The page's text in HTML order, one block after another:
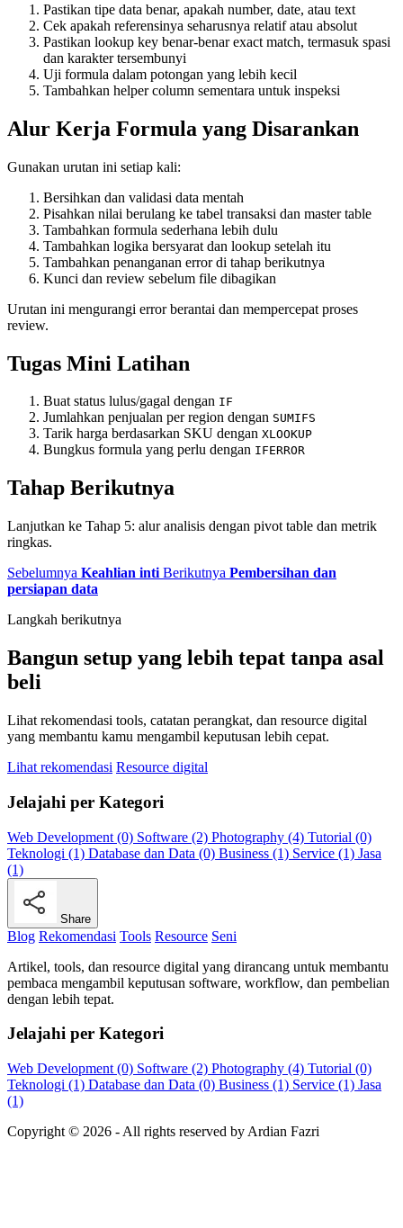
Pastikan tipe data benar, apakah number, date, atau text
Cek apakah referensinya seharusnya relatif atau absolut
Pastikan lookup key benar-benar exact match, termasuk spasi
dan karakter tersembunyi
Uji formula dalam potongan yang lebih kecil
Tambahkan helper column sementara untuk inspeksi
Alur Kerja Formula yang Disarankan
Gunakan urutan ini setiap kali:
Bersihkan dan validasi data mentah
Pisahkan nilai berulang ke tabel transaksi dan master table
Tambahkan formula sederhana lebih dulu
Tambahkan logika bersyarat dan lookup setelah itu
Tambahkan penanganan error di tahap berikutnya
Kunci dan review sebelum file dibagikan
Urutan ini mengurangi error berantai dan mempercepat proses
review.
Tugas Mini Latihan
Buat status lulus/gagal dengan IF
Jumlahkan penjualan per region dengan SUMIFS
Tarik harga berdasarkan SKU dengan XLOOKUP
Bungkus formula yang perlu dengan IFERROR
Tahap Berikutnya
Lanjutkan ke Tahap 5: alur analisis dengan pivot table dan metrik
ringkas.
Sebelumnya Keahlian inti Berikutnya Pembersihan dan
persiapan data
Langkah berikutnya
Bangun setup yang lebih tepat tanpa asal
beli
Lihat rekomendasi tools, catatan perangkat, dan resource digital
yang membantu kamu mengambil keputusan lebih cepat.
Lihat rekomendasi Resource digital
Jelajahi per Kategori
Web Development (0) Software (2) Photography (4) Tutorial (0)
Teknologi (1) Database dan Data (0) Business (1) Service (1) Jasa
(1)
Share
Blog Rekomendasi Tools Resource Seni
Artikel, tools, dan resource digital yang dirancang untuk membantu
pembaca mengambil keputusan software, workflow, dan pembelian
dengan lebih tepat.
Jelajahi per Kategori
Web Development (0) Software (2) Photography (4) Tutorial (0)
Teknologi (1) Database dan Data (0) Business (1) Service (1) Jasa
(1)
Copyright © 2026 - All rights reserved by Ardian Fazri